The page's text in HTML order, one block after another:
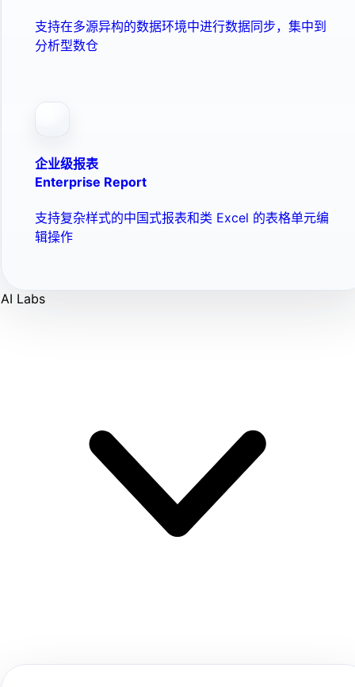
支持在多源异构的数据环境中进行数据同步，集中到
分析型数仓
企业级报表
Enterprise Report
支持复杂样式的中国式报表和类 Excel 的表格单元编
辑操作
AI Labs